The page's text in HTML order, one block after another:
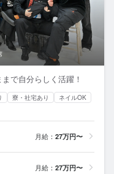
で自分らしく活躍！
寮・社宅あり
ネイルOK
月給： 27万円〜
月給： 27万円〜